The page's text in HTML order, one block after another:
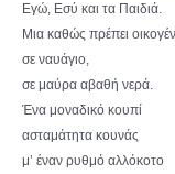
Εγώ, Εσύ και τα Παιδιά.
Μια καθώς πρέπει
σε ναυάγιο,
σε μαύρα αβαθή νερά.
Ένα μοναδικό κουπί
ασταμάτητα κουνάς
μ’ έναν ρυθμό αλλόκοτο